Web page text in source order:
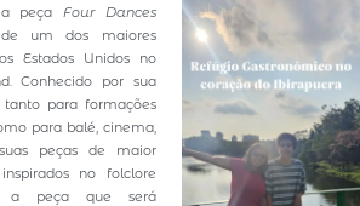
peça Four Dances
de um dos maiores
Estados Unidos no
Conhecido por sua
tanto para formações
para balé, cinema,
peças de maior
no folclore
a peça que será